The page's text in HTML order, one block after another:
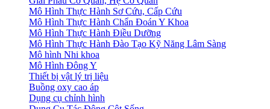
Mô Hình Thực Hành Sơ Cứu, Cấp Cứu
Mô Hình Thực Hành Chẩn Đoán Y Khoa
Mô Hình Thực Hành Điều Dưỡng
Mô Hình Thực Hành Đào Tạo Kỹ Năng Lâm Sàng
Mô hình Nhi khoa
Mô Hình Đông Y
Thiết bị vật lý trị liệu
Buồng oxy cao áp
Dụng cụ chỉnh hình